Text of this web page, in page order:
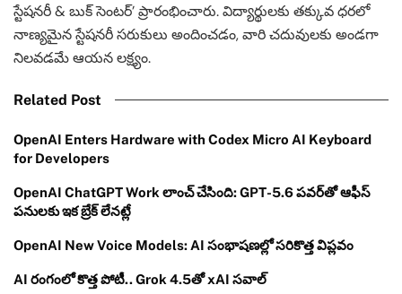
స్టేషనరీ & బుక్ సెంటర్’ ప్రారంభించారు. విద్యార్థులకు తక్కువ ధరలో
నాణ్యమైన స్టేషనరీ సరుకులు అందించడం, వారి చదువులకు అండగా
నిలవడమే ఆయన లక్ష్యం.
Related Post
OpenAI Enters Hardware with Codex Micro AI Keyboard
for Developers
OpenAI ChatGPT Work లాంచ్ చేసింది: GPT-5.6 పవర్‌తో ఆఫీస్
పనులకు ఇక బ్రేక్ లేనట్లే
OpenAI New Voice Models: AI సంభాషణల్లో సరికొత్త విప్లవం
AI రంగంలో కొత్త పోటీ.. Grok 4.5తో xAI సవాల్